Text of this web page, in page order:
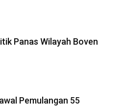
Panas Wilayah Boven
Pemulangan 55